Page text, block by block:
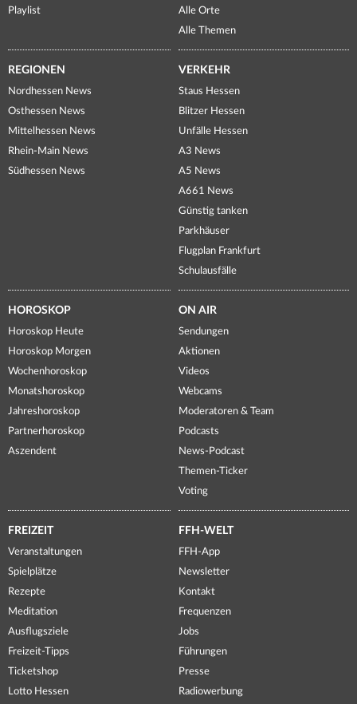
Playlist
Alle Orte
Alle Themen
REGIONEN
Nordhessen News
Osthessen News
Mittelhessen News
Rhein-Main News
Südhessen News
VERKEHR
Staus Hessen
Blitzer Hessen
Unfälle Hessen
A3 News
A5 News
A661 News
Günstig tanken
Parkhäuser
Flugplan Frankfurt
Schulausfälle
HOROSKOP
Horoskop Heute
Horoskop Morgen
Wochenhoroskop
Monatshoroskop
Jahreshoroskop
Partnerhoroskop
Aszendent
ON AIR
Sendungen
Aktionen
Videos
Webcams
Moderatoren & Team
Podcasts
News-Podcast
Themen-Ticker
Voting
FREIZEIT
Veranstaltungen
Spielplätze
Rezepte
Meditation
Ausflugsziele
Freizeit-Tipps
Ticketshop
Lotto Hessen
FFH-WELT
FFH-App
Newsletter
Kontakt
Frequenzen
Jobs
Führungen
Presse
Radiowerbung